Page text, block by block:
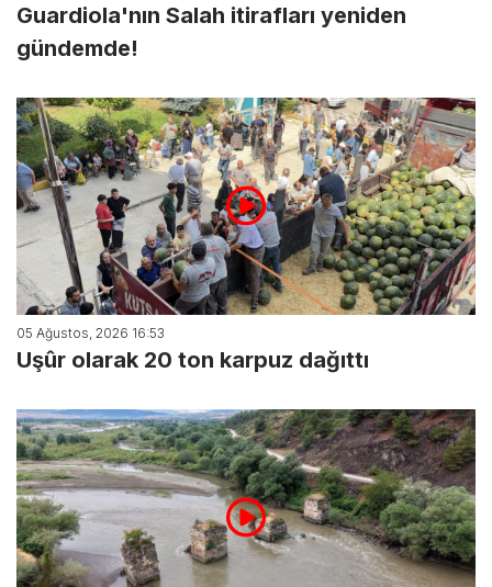
Guardiola'nın Salah itirafları yeniden
gündemde!
05 Ağustos, 2026 16:53
Uşûr olarak 20 ton karpuz dağıttı